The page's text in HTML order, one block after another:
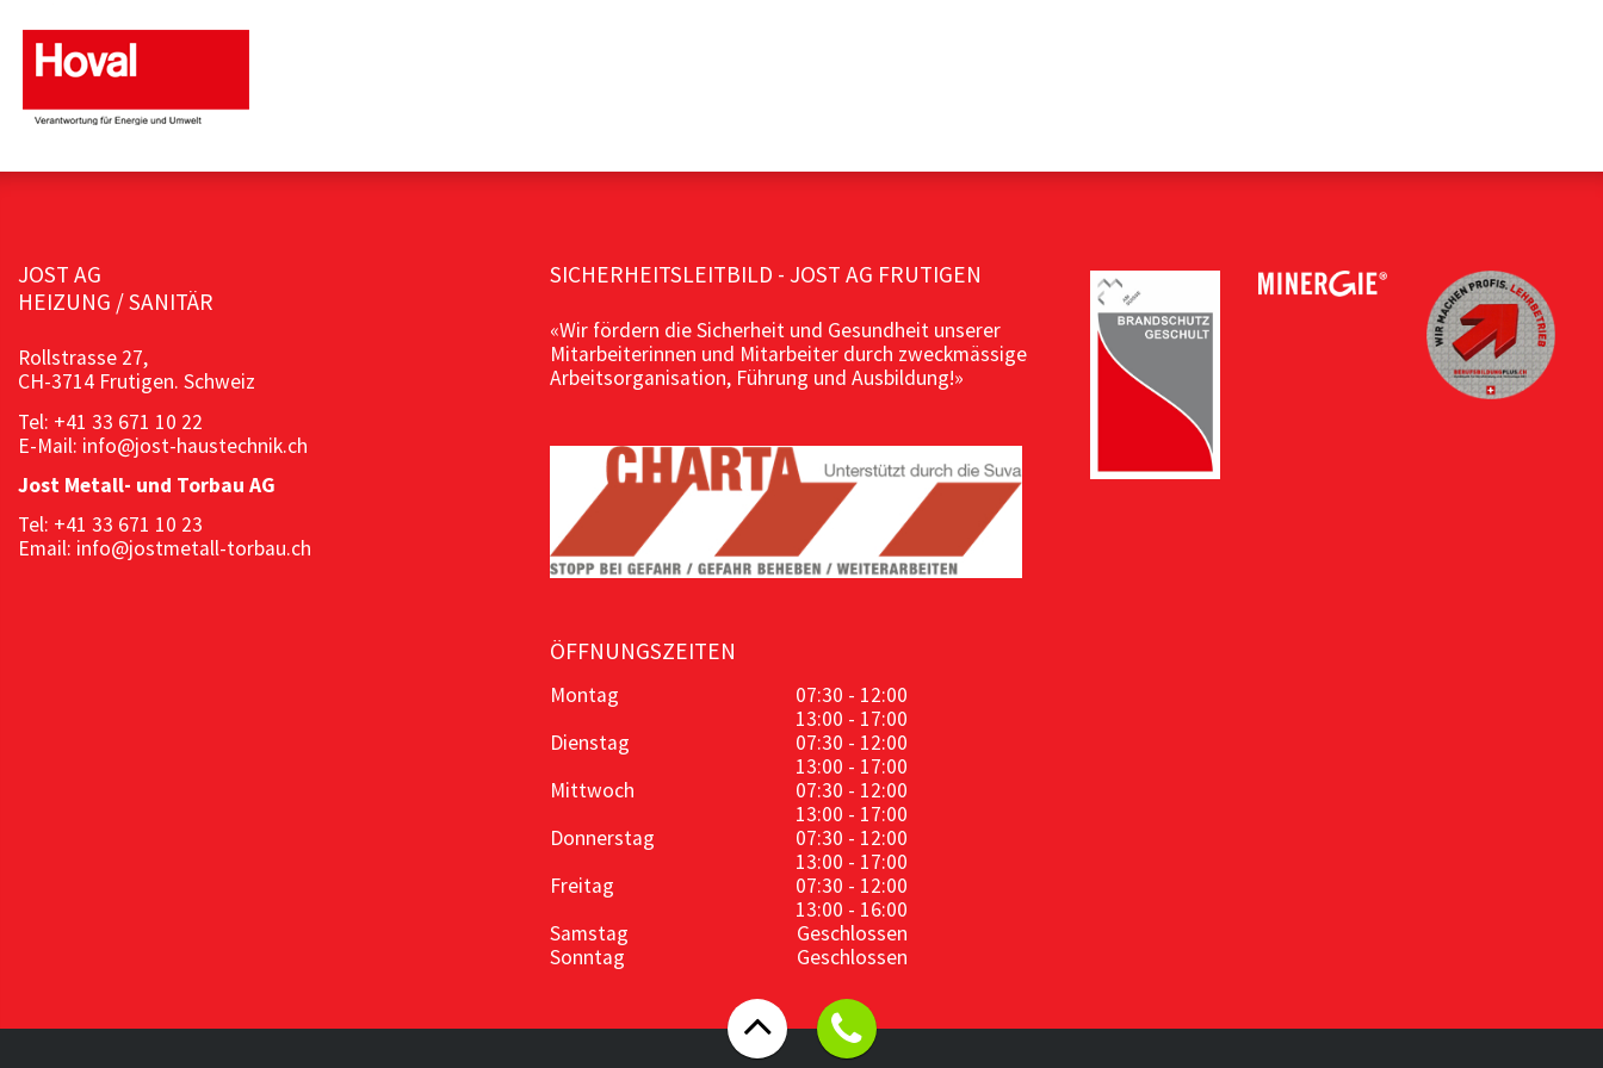
JOST AG
HEIZUNG / SANITÄR
Rollstrasse 27,
CH-3714 Frutigen. Schweiz
Tel: +41 33 671 10 22
E-Mail: info@jost-haustechnik.ch
Jost Metall- und Torbau AG
Tel: +41 33 671 10 23
Email: info@jostmetall-torbau.ch
SICHERHEITSLEITBILD - JOST AG FRUTIGEN
«Wir fördern die Sicherheit und Gesundheit unserer
Mitarbeiterinnen und Mitarbeiter durch zweckmässige
Arbeitsorganisation, Führung und Ausbildung!»
ÖFFNUNGSZEITEN
Montag
07:30 - 12:00
13:00 - 17:00
Dienstag
07:30 - 12:00
13:00 - 17:00
Mittwoch
07:30 - 12:00
13:00 - 17:00
Donnerstag
07:30 - 12:00
13:00 - 17:00
Freitag
07:30 - 12:00
13:00 - 16:00
Samstag
Geschlossen
Sonntag
Geschlossen